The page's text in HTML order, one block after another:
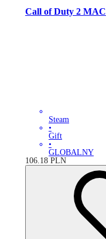
Call of Duty 2 MAC
Steam
•
Gift
•
GLOBALNY
106.18 PLN